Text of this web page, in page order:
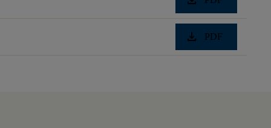
download PDF